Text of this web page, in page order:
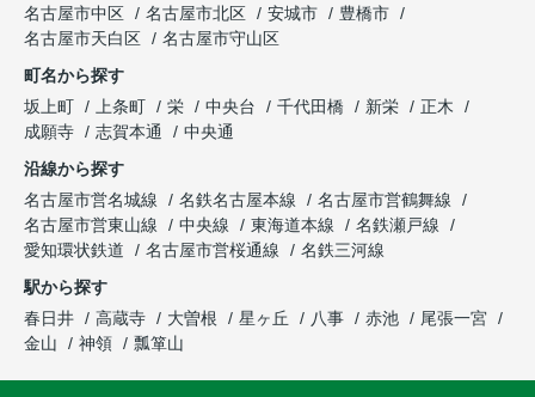
名古屋市中区
名古屋市北区 安城市
豊橋市
名古屋市天白区
名古屋市守山区
町名から探す
坂上町
上条町 栄 中央台 千代田橋 新栄
正木
成願寺
志賀本通
中央通
沿線から探す
名古屋市営名城線
名鉄名古屋本線
名古屋市営鶴舞線
名古屋市営東山線
中央線 東海道本線
名鉄瀬戸線
愛知環状鉄道
名古屋市営桜通線
名鉄三河線
駅から探す
春日井
高蔵寺 大曽根 星ヶ丘 八事 赤池
尾張一宮
金山
神領 瓢箪山